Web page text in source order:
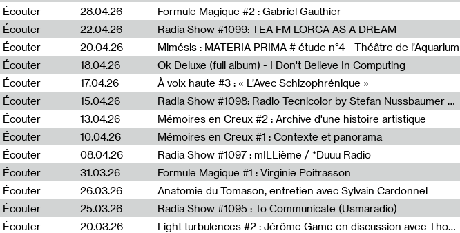
Écouter
28.04.26 Formule Magique #2 : Gabriel Gauthier
Écouter
22.04.26 Radia Show #1099: TEA FM LORCA AS A DREAM
Écouter
20.04.26 Mimésis : MATERIA PRIMA # étude n°4 - Théâtre de l’Aquarium
Écouter
18.04.26 Ok Deluxe (full album) - I Don't Believe In Computing
Écouter
17.04.26 À voix haute #3 : « L’Avec Schizophrénique »
Écouter
15.04.26 Radia Show #1098: Radio Tecnicolor by Stefan Nussbaumer & Georg Zichy (Radio Orange 94.0)
Écouter
13.04.26 Mémoires en Creux #2 : Archive d'une histoire artistique
Écouter
10.04.26 Mémoires en Creux #1 : Contexte et panorama
Écouter
08.04.26 Radia Show #1097 : mILLième / *Duuu Radio
Écouter
31.03.26 Formule Magique #1 : Virginie Poitrasson
Écouter
26.03.26 Anatomie du Tomason, entretien avec Sylvain Cardonnel
Écouter
25.03.26 Radia Show #1095 : To Communicate (Usmaradio)
Écouter
20.03.26 Light turbulences #2 : Jérôme Game en discussion avec Thomas Corlin